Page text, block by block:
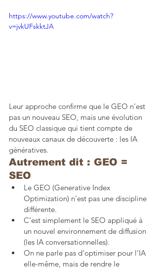
https://www.youtube.com/watch?
v=jvkUFskktJA
Leur approche confirme que le GEO n’est
pas un nouveau SEO, mais une évolution
du SEO classique qui tient compte de
nouveaux canaux de découverte : les IA
génératives.
Autrement dit : GEO =
SEO
Le GEO (Generative Index
Optimization) n’est pas une discipline
différente.
C’est simplement le SEO appliqué à
un nouvel environnement de diffusion
(les IA conversationnelles).
On ne parle pas d’optimiser pour l’IA
elle-même, mais de rendre le